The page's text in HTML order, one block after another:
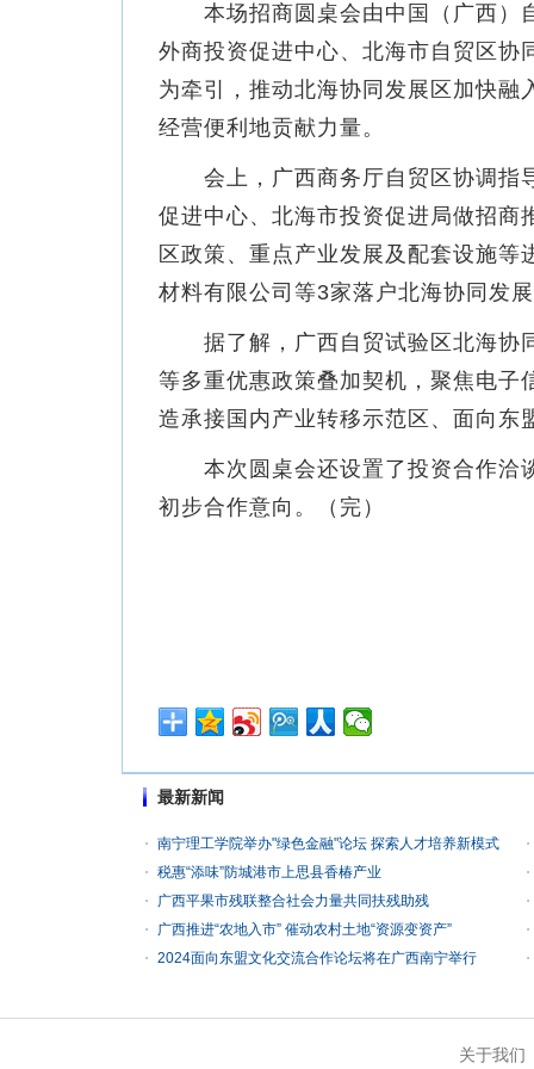
本场招商圆桌会由中国（广西）自
外商投资促进中心、北海市自贸区协
为牵引，推动北海协同发展区加快
经营便利地贡献力量。
会上，广西商务厅自贸区协调指导
促进中心、北海市投资促进局做招商
区政策、重点产业发展及配套设施
材料有限公司等3家落户北海协同发
据了解，广西自贸试验区北海协同
等多重优惠政策叠加契机，聚焦电子
造承接国内产业转移示范区、面向东
本次圆桌会还设置了投资合作洽谈
初步合作意向。（完）
最新新闻
南宁理工学院举办"绿色金融"论坛 探索人才培养新模式
税惠“添味”防城港市上思县香椿产业
广西平果市残联整合社会力量共同扶残助残
广西推进“农地入市” 催动农村土地“资源变资产”
2024面向东盟文化交流合作论坛将在广西南宁举行
关于我们